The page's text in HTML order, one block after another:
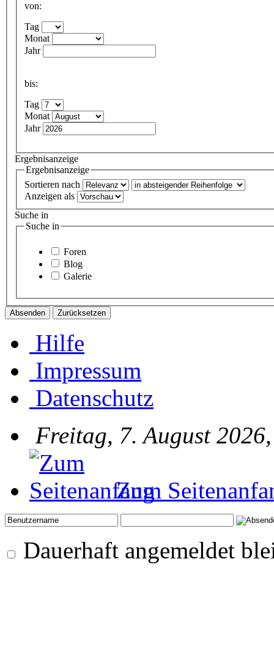
von:
Tag
Monat
Jahr
bis:
Tag
Monat
Jahr
Ergebnisanzeige
Ergebnisanzeige
Sortieren nach
Anzeigen als
Suche in
Suche in
Foren
Blog
Galerie
Hilfe
Impressum
Datenschutz
Freitag, 7. August
Zum
Dauerhaft angemeldet